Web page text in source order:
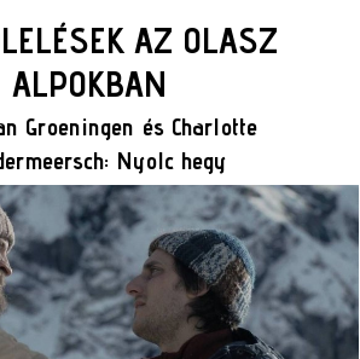
AZ OLASZ
ALPOKBAN
Groeningen és Charlotte
Nyolc hegy